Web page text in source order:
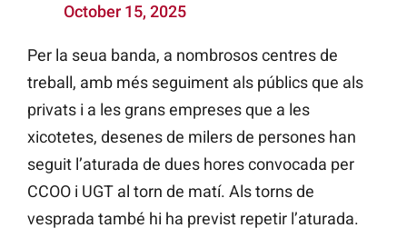
October 15, 2025
Per la seua banda, a nombrosos centres de
treball, amb més seguiment als públics que als
privats i a les grans empreses que a les
xicotetes, desenes de milers de persones han
seguit l’aturada de dues hores convocada per
CCOO i UGT al torn de matí. Als torns de
vesprada també hi ha previst repetir l’aturada.